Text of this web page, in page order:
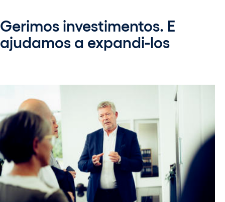
Gerimos investimentos. E
ajudamos a expandi-los